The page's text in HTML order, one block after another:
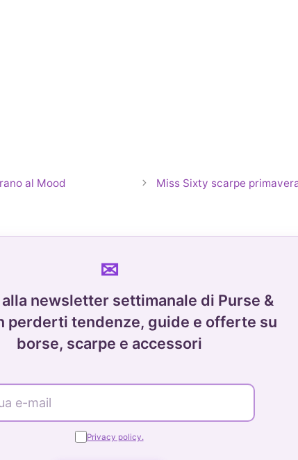
al Mood
Miss Sixty scarpe
newsletter settimanale di Purse &
perderti tendenze, guide e offerte su
borse, scarpe e accessori
Privacy policy.